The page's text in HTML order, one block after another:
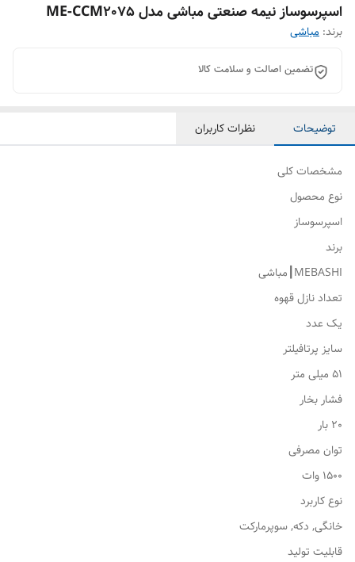
اسپرسوساز نیمه صنعتی مباشی مدل ME-CCM2075
برند: مباشی
تضمین اصالت و سلامت کالا
توضیحات نظرات کاربران
مشخصات کلی
نوع محصول
اسپرسوساز
برند
MEBASHI┃مباشی
تعداد نازل قهوه
یک عدد
سایز پرتافیلتر
51 میلی متر
فشار بخار
20 بار
توان مصرفی
1500 وات
نوع کاربرد
خانگی, دکه, سوپرمارکت
قابلیت تولید